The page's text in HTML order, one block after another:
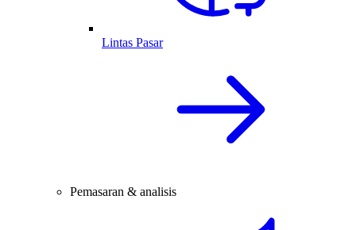
Lintas Pasar
Pemasaran & analisis